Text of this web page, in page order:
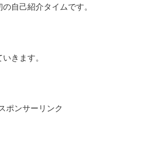
自己紹介タイムです。
きます。
ポンサーリンク